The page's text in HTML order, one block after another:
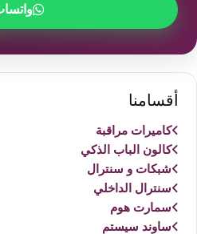
واتساب
أقسامنا
كاميرات مراقبة
كالون الباب الذكي
شبكات و سنترال
سنترال الداخلي
سمارت هوم
ساوند سيستم